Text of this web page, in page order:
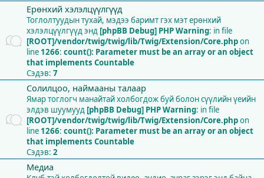
Ерөнхий хэлэлцүүлгүүд
Тоглолтуудын тухай, мэдээ баримт гэх мэт ерөнхий
хэлэлцүүлгүүд энд [phpBB Debug] PHP Warning: in file
[ROOT]/vendor/twig/twig/lib/Twig/Extension/Core.phpon
line 1266: count(): Parameter must be an array or an object
that implements Countable
Сэдэв: 7
Солилцоо, наймааны талаар
Ямар тоглогч манайтай холбогдож буй болон сүүлийн үеийн
элдэв шуумууд [phpBB Debug] PHP Warning: in file
[ROOT]/vendor/twig/twig/lib/Twig/Extension/Core.phpon
line 1266: count(): Parameter must be an array or an object
that implements Countable
Сэдэв: 2
Медиа